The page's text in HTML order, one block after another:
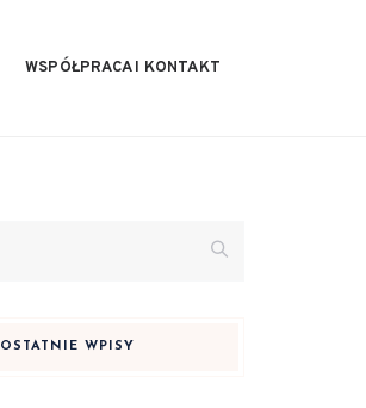
WSPÓŁPRACA I KONTAKT
OSTATNIE WPISY